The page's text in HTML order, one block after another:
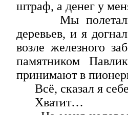
штраф, а денег у
Мы полетали
деревьев, и я
возле железного
памятником
принимают в
Всё, сказал я
Хватит…